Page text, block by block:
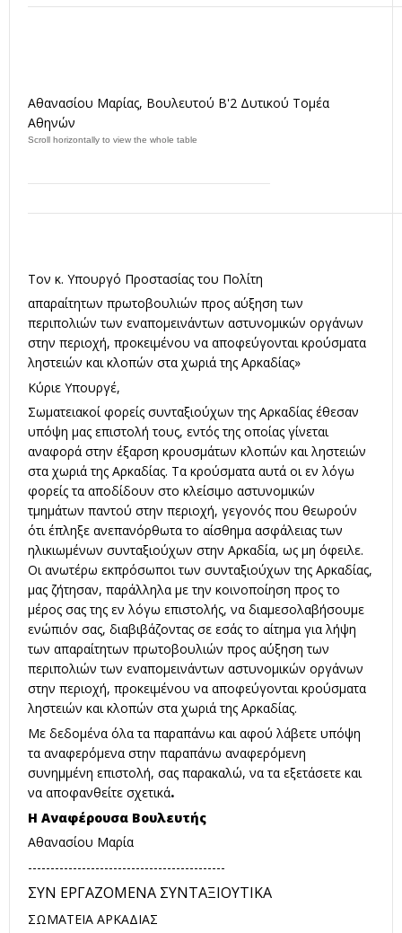
Αθανασίου Μαρίας, Βουλευτού Β'2 Δυτικού Τομέα
Αθηνών
Τον κ. Υπουργό Προστασίας του Πολίτη
απαραίτητων πρωτοβουλιών προς αύξηση των
περιπολιών των εναπομεινάντων αστυνομικών οργάνων
στην περιοχή, προκειμένου να αποφεύγονται κρούσματα
ληστειών και κλοπών στα χωριά της Αρκαδίας»
Κύριε Υπουργέ,
Σωματειακοί φορείς συνταξιούχων της Αρκαδίας έθεσαν
υπόψη μας επιστολή τους, εντός της οποίας γίνεται
αναφορά στην έξαρση κρουσμάτων κλοπών και ληστειών
στα χωριά της Αρκαδίας. Τα κρούσματα αυτά οι εν λόγω
φορείς τα αποδίδουν στο κλείσιμο αστυνομικών
τμημάτων παντού στην περιοχή, γεγονός που θεωρούν
ότι έπληξε ανεπανόρθωτα το αίσθημα ασφάλειας των
ηλικιωμένων συνταξιούχων στην Αρκαδία, ως μη όφειλε.
Οι ανωτέρω εκπρόσωποι των συνταξιούχων της Αρκαδίας,
μας ζήτησαν, παράλληλα με την κοινοποίηση προς το
μέρος σας της εν λόγω επιστολής, να διαμεσολαβήσουμε
ενώπιόν σας, διαβιβάζοντας σε εσάς το αίτημα για λήψη
των απαραίτητων πρωτοβουλιών προς αύξηση των
περιπολιών των εναπομεινάντων αστυνομικών οργάνων
στην περιοχή, προκειμένου να αποφεύγονται κρούσματα
ληστειών και κλοπών στα χωριά της Αρκαδίας.
Με δεδομένα όλα τα παραπάνω και αφού λάβετε υπόψη
τα αναφερόμενα στην παραπάνω αναφερόμενη
συνημμένη επιστολή, σας παρακαλώ, να τα εξετάσετε και
να αποφανθείτε σχετικά.
Η Αναφέρουσα Βουλευτής
Αθανασίου Μαρία
--------------------------------------------
ΣΥΝ ΕΡΓΑΖΟΜΕΝΑ ΣΥΝΤΑΞΙΟΥΤΙΚΑ
ΣΩΜΑΤΕΙΑ ΑΡΚΑΔΙΑΣ